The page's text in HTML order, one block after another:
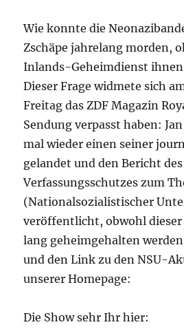
Wie konnte die
Zschäpe jahrelang morden,
Inlands-Geheimdienst ihnen
Dieser Frage widmete sich
Freitag das ZDF Magazin
Sendung verpasst haben:
mal wieder einen seiner
gelandet und den Bericht
Verfassungsschutzes zum
(Nationalsozialistischer
veröffentlicht, obwohl dieser
lang geheimgehalten
und den Link zu den NSU-
unserer Homepage:
Die Show sehr Ihr hier: